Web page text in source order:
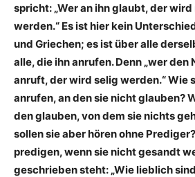
spricht: „Wer an ihn glaubt, der
werden.“ Es ist hier kein
und Griechen; es ist über alle
alle, die ihn anrufen. Denn „wer den
anruft, der wird selig werden.“ Wie
anrufen, an den sie nicht glauben?
den glauben, von dem sie nichts
sollen sie aber hören ohne
predigen, wenn sie nicht gesandt
geschrieben steht: „Wie lieblich